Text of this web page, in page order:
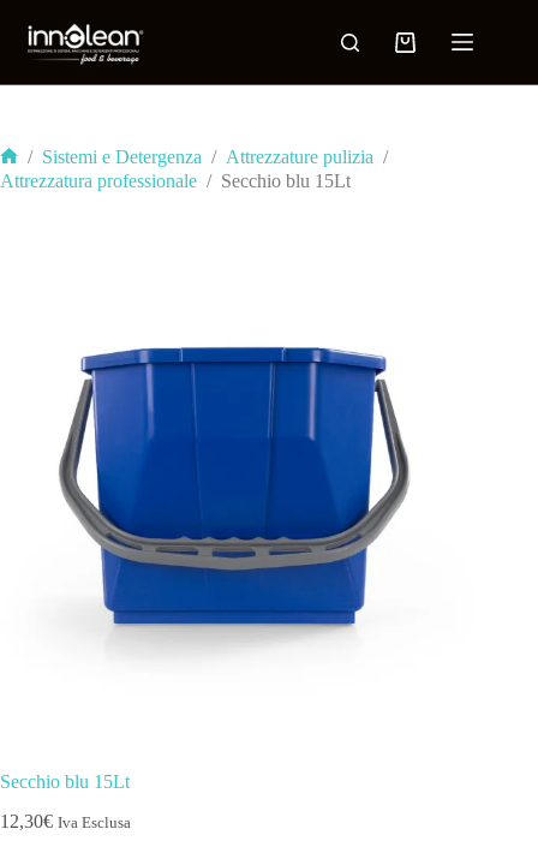
/ Sistemi e Detergenza / Attrezzature pulizia /
Attrezzatura professionale / Secchio blu 15Lt
Secchio blu 15Lt
12,30€ Iva Esclusa